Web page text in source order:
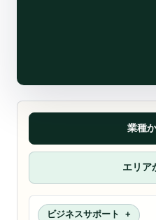
業種
エリア
ビジネスサポート